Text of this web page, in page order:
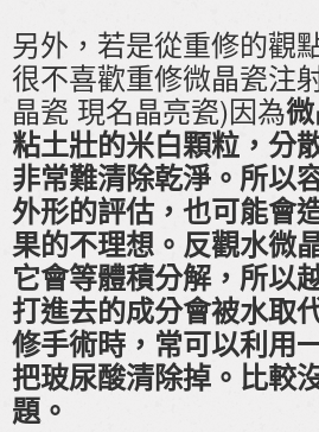
另外，若是從重修的觀
很不喜歡重修微晶瓷注
晶瓷 現名晶亮瓷)因為
粘土壯的米白顆粒，分
非常難清除乾淨。所以
外形的評估，也可能會
果的不理想。反觀水微
它會等體積分解，所以
打進去的成分會被水取
修手術時，常可以利用
把玻尿酸清除掉。比較
題。